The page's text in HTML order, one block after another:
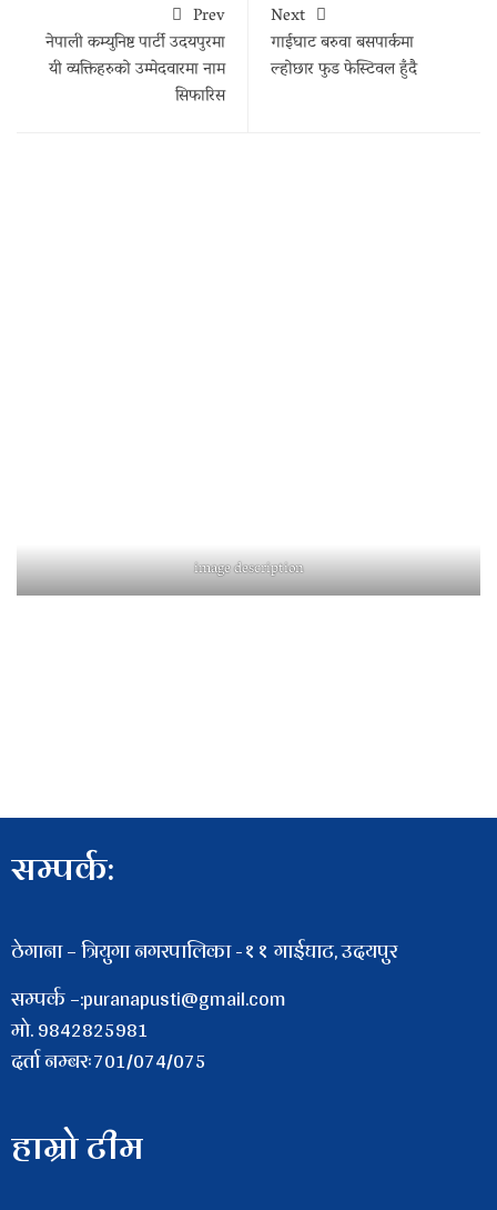
Prev
नेपाली कम्युनिष्ट पार्टी उदयपुरमा
यी व्यक्तिहरुको उम्मेदवारमा नाम
सिफारिस
Next
गाईघाट बरुवा बसपार्कमा
ल्होछार फुड फेस्टिवल हुँदै
image description
सम्पर्क:
ठेगाना – त्रियुगा नगरपालिका -११ गाईघाट, उदयपुर
सम्पर्क –:puranapusti@gmail.com
माे. 9842825981
दर्ता नम्बरः701/074/075
हाम्रो टीम